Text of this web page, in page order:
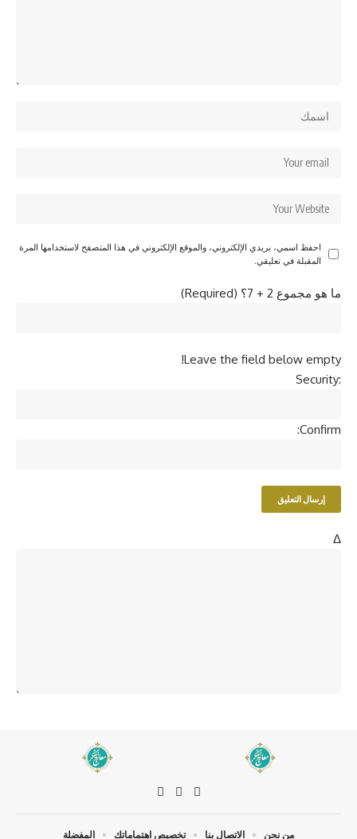
احفظ اسمي، بريدي الإلكتروني، والموقع الإلكتروني في هذا المتصفح لاستخدامها المرة
المقبلة في تعليقي.
ما هو مجموع 2 + 7؟ (Required)
Leave the field below empty!
Security:
Confirm:
Δ
من نحن الاتصال بنا تخصيص اهتماماتك المفضلة